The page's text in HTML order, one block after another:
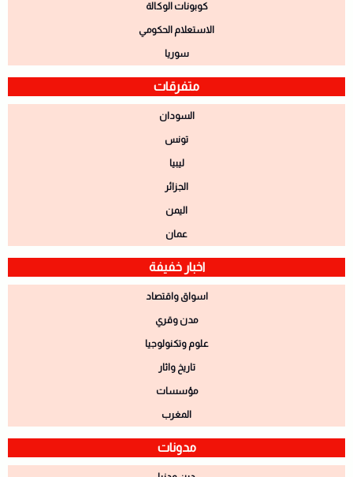
كوبونات الوكالة
الاستعلام الحكومي
سوريا
متفرقات
السودان
تونس
ليبيا
الجزائر
اليمن
عمان
اخبار خفيفة
اسواق واقتصاد
مدن وقري
علوم وتكنولوجيا
تاريخ واثار
مؤسسات
المغرب
مدونات